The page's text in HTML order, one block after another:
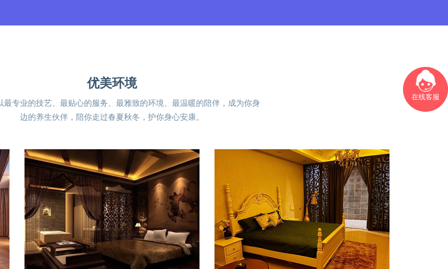
在线客服
优美环境
最专业的技艺、最贴心的服务、最雅致的环境、最温暖的陪伴，成为你身
边的养生伙伴，陪你走过春夏秋冬，护你身心安康。